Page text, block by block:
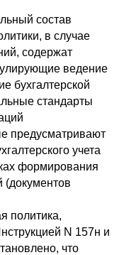
состав
в случае
содержат
ведение
бухгалтерской
стандарты
предусматривают
учета
формирования
(документов
политика,
N 157н и
что